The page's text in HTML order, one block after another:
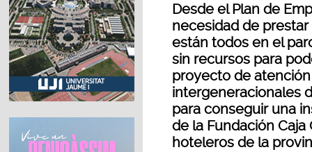
Desde el Plan de
necesidad de
están todos en el
sin recursos para
proyecto de
intergeneracionales
para conseguir una
de la Fundación
hoteleros de la